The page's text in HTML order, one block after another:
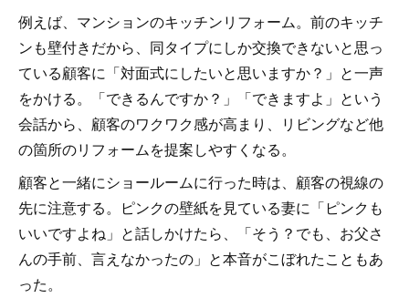
例えば、マンションのキッチンリフォーム。前のキッチ
ンも壁付きだから、同タイプにしか交換できないと思っ
ている顧客に「対面式にしたいと思いますか？」と一声
をかける。「できるんですか？」「できますよ」という
会話から、顧客のワクワク感が高まり、リビングなど他
の箇所のリフォームを提案しやすくなる。
顧客と一緒にショールームに行った時は、顧客の視線の
先に注意する。ピンクの壁紙を見ている妻に「ピンクも
いいですよね」と話しかけたら、「そう？でも、お父さ
んの手前、言えなかったの」と本音がこぼれたこともあ
った。